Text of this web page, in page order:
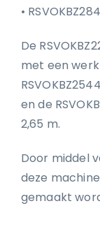
•
De
met een
en de
2,65 m.
Door middel
deze
gemaakt